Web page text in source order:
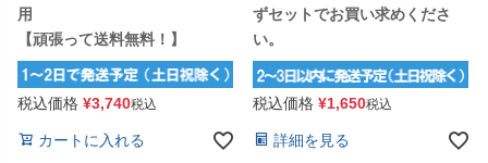
用
【頑張って送料無料！】
税込価格 ¥3,740税込
カートに入れる
ずセットでお買い求めくださ
い。
税込価格 ¥1,650税込
詳細を見る